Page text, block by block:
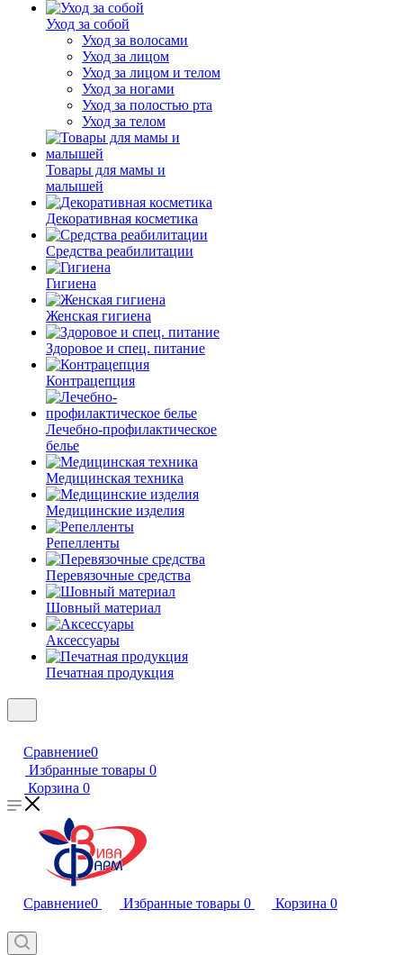
Уход за собой
Уход за волосами
Уход за лицом
Уход за лицом и телом
Уход за ногами
Уход за полостью рта
Уход за телом
Товары для мамы и
малышей
Декоративная косметика
Средства реабилитации
Гигиена
Женская гигиена
Здоровое и спец. питание
Контрацепция
Лечебно-профилактическое
белье
Медицинская техника
Медицинские изделия
Репелленты
Перевязочные средства
Шовный материал
Аксессуары
Печатная продукция
Сравнение0
Избранные товары 0
Корзина 0
Сравнение0 Избранные товары 0 Корзина 0